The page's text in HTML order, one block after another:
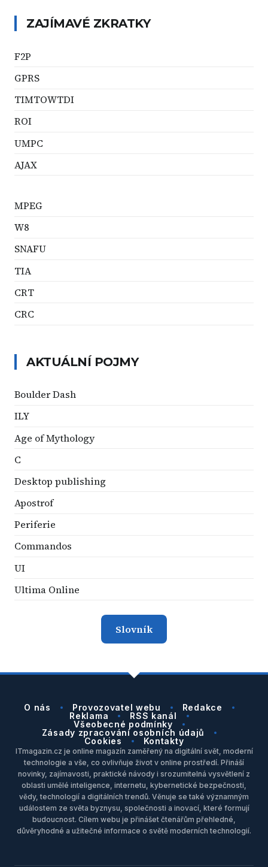
ZAJÍMAVÉ ZKRATKY
F2P
GPRS
TIMTOWTDI
ROI
UMPC
AJAX
MPEG
W8
SNAFU
TIA
CRT
CRC
AKTUÁLNÍ POJMY
Boulder Dash
ILY
Age of Mythology
C
Desktop publishing
Apostrof
Periferie
Commandos
UI
Ultima Online
Slovník
O nás Provozovatel webu
Redakce
Reklama
RSS kanál
Všeobecné podmínky
Zásady zpracování osobních údajů
Cookies
Kontakty
ITmagazin.cz je online magazín zaměřený na digitální svět, moderní
technologie a vše, co ovlivňuje život v online prostředí. Přináší
novinky, zajímavosti, praktické návody i srozumitelná vysvětlení z
oblasti umělé inteligence, internetu, kybernetické bezpečnosti,
vědy, technologií a digitálních trendů. Věnuje se také významným
událostem ze světa byznysu, společnosti a inovací, které formují
budoucnost. Cílem webu je přinášet čtenářům přehledné,
důvěryhodné a užitečné informace o světě moderních technologií.